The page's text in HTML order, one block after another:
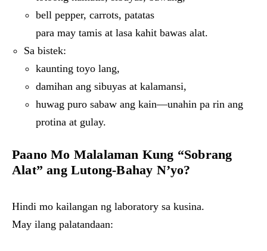
bell pepper, carrots, patatas
para may tamis at lasa kahit bawas alat.
Sa bistek:
kaunting toyo lang,
damihan ang sibuyas at kalamansi,
huwag puro sabaw ang kain—unahin pa rin ang
protina at gulay.
Paano Mo Malalaman Kung “Sobrang
Alat” ang Lutong-Bahay N’yo?
Hindi mo kailangan ng laboratory sa kusina.
May ilang palatandaan: